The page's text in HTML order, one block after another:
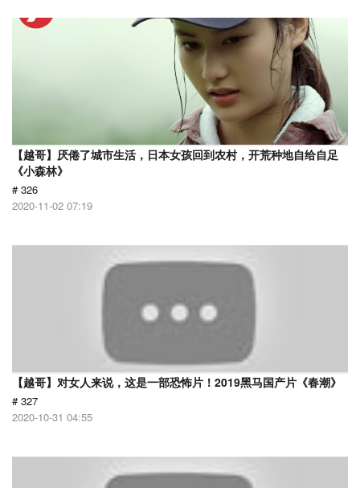
【越哥】厌倦了城市生活，日本女孩回到农村，开荒种地自给自足
《小森林》
# 326
2020-11-02 07:19
【越哥】对女人来说，这是一部恐怖片！2019黑马国产片《春潮》
# 327
2020-10-31 04:55